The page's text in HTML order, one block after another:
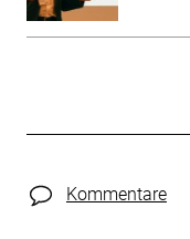
Kommentare